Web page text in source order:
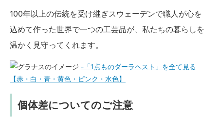
100年以上の伝統を受け継ぎスウェーデンで職人が心を
込めて作った世界で一つの工芸品が、私たちの暮らしを
温かく見守ってくれます。
-「1点ものダーラヘスト」を全て見る
【赤・白・青・黄色・ピンク・水色】
個体差についてのご注意